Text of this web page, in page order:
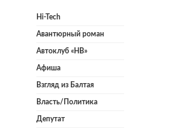
Hi-Tech
Авантюрный роман
Автоклуб «НВ»
Афиша
Взгляд из Балтая
Власть/Политика
Депутат